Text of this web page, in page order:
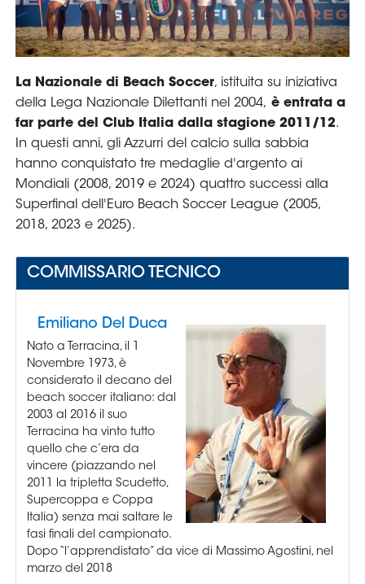
Museo
del
Calcio
delle
nazionali
Assicurazione
Area
Media
Contatti
Assicurazione
Social media